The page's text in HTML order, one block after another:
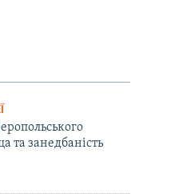
та занедбаність